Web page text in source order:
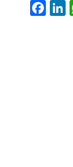
Fa
ce